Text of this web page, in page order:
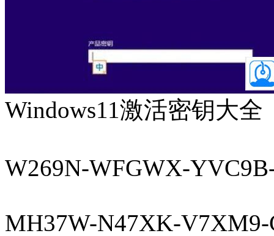
Windows11激活密钥大全
W269N-WFGWX-
MH37W-N47XK-V7XM9-